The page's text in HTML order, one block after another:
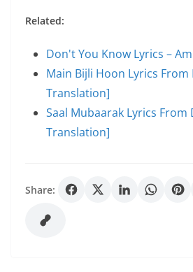
Related:
Don't You Know Lyrics –
Main Bijli Hoon Lyrics From
Translation]
Saal Mubaarak Lyrics From
Translation]
Share: